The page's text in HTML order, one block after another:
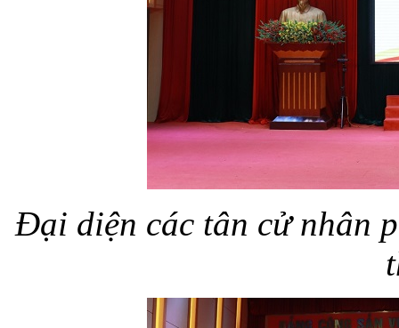
Đại diện các tân cử nhân